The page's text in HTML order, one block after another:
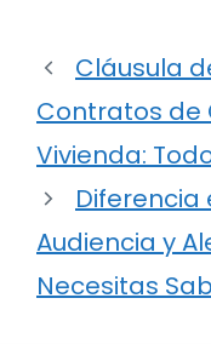
Cláusula
Contratos
Vivienda:
Diferencia
Audiencia y
Necesitas